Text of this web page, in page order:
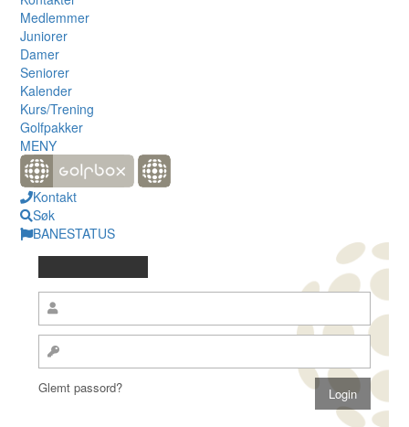
Medlemmer
Juniorer
Damer
Seniorer
Kalender
Kurs/Trening
Golfpakker
MENY
Kontakt
Søk
BANESTATUS
Glemt passord?